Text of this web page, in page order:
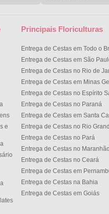
e
Principais Floriculturas
Entrega de Cestas em Todo o
Entrega de Cestas em São
Entrega de Cestas no Rio de
Entrega de Cestas em Minas
Entrega de Cestas no Espírito
Entrega de Cestas no Paran
Entrega de Cestas em Santa
Entrega de Cestas no Rio
Entrega de Cestas no Par
Entrega de Cestas no Maranhão
Entrega de Cestas no Cear
Entrega de Cestas em
Entrega de Cestas na Bahia
Entrega de Cestas em Goiás